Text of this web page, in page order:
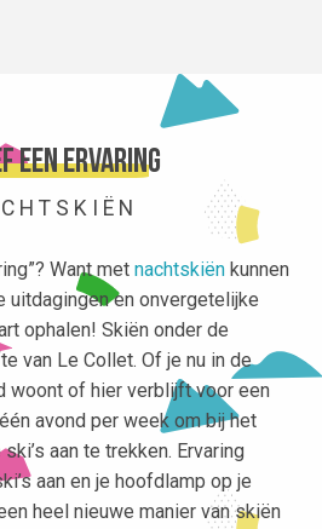
een ervaring
Want met nachtskiën kunnen
uitdagingen en onvergetelijke
ophalen! Skiën onder de
van Le Collet. Of je nu in de
woont of hier verblijft voor een
avond per week om bij het
aan te trekken. Ervaring
aan en je hoofdlamp op je
heel nieuwe manier van skiën